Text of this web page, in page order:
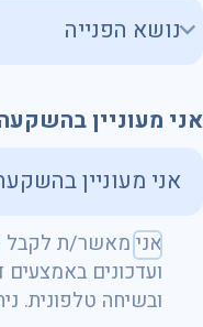
אני מעוניין
שם מלא
אני מאשר/ת לקבל
ובשיחה טלפונית.